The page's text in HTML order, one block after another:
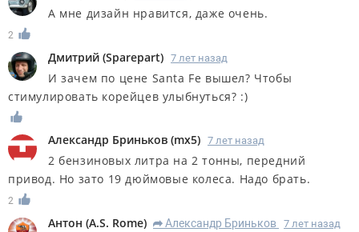
A мне дизайн нравится, даже очень.
2
Дмитрий (Sparepart) 7 лет назад
И зачем по цене Santa Fe вышел? Чтобы
стимулировать корейцев улыбнуться? :)
Александр Бриньков (mx5) 7 лет назад
2 бензиновых литра на 2 тонны, передний
привод. Но зато 19 дюймовые колеса. Надо брать.
2
Антон (A.S. Rome) R Александр Бриньков 7 лет назад